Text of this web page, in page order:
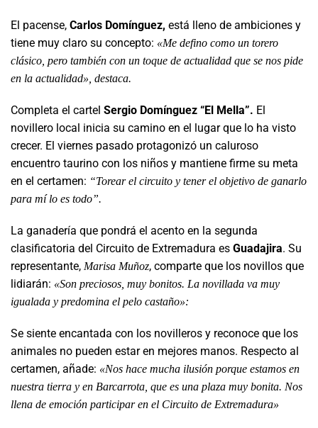
El pacense, Carlos Domínguez, está lleno de ambiciones y
tiene muy claro su concepto: «Me defino como un torero
clásico, pero también con un toque de actualidad que se nos pide
en la actualidad», destaca.
Completa el cartel Sergio Domínguez “El Mella”. El
novillero local inicia su camino en el lugar que lo ha visto
crecer. El viernes pasado protagonizó un caluroso
encuentro taurino con los niños y mantiene firme su meta
en el certamen: “Torear el circuito y tener el objetivo de ganarlo
para mí lo es todo”.
La ganadería que pondrá el acento en la segunda
clasificatoria del Circuito de Extremadura es Guadajira. Su
representante, Marisa Muñoz, comparte que los novillos que
lidiarán: «Son preciosos, muy bonitos. La novillada va muy
igualada y predomina el pelo castaño»:
Se siente encantada con los novilleros y reconoce que los
animales no pueden estar en mejores manos. Respecto al
certamen, añade: «Nos hace mucha ilusión porque estamos en
nuestra tierra y en Barcarrota, que es una plaza muy bonita. Nos
llena de emoción participar en el Circuito de Extremadura»